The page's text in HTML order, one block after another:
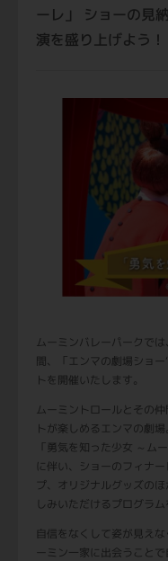
ーレ」 ショーの見
演を盛り上げよう！
ムーミンバレーパークで
間、「エンマの劇場ショ
トを開催いたします。
ムーミントロールとその
トが楽しめるエンマの劇
「勇気を知った少女 ～ム
に伴い、ショーのフィナ
プ、オリジナルグッズの
しみいただけるプログラム
自信をなくして姿が見え
ーミン一家に出会うこと